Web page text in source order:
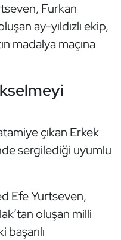
Furkan
ay-yıldızlı ekip,
madalya maçına
çıkan Erkek
sergilediği uyumlu
Efe Yurtseven,
oluşan milli
başarılı